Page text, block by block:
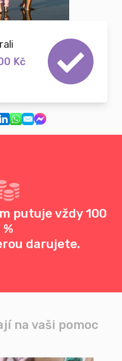
Kč
putuje vždy 100
%
darujete.
na vaši pomoc